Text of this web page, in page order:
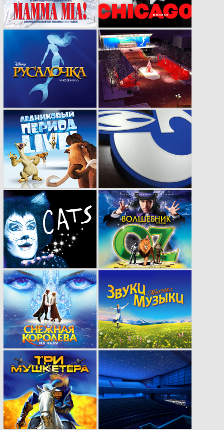
Воплощение
атмосферы сказки в
рекламе.
Новый взгляд на
привычные вещи.
Сенсационная
реклама для
сенсационных
проектов.
Оформление
мероприятий любой
сложности и
направленности.
Умение работать с
известными
брендами.
Реклама, способная
заворожить своим
исполнением.
Мы умеем найти
нужный подход к
рекламе.
Грамотно выбранное
стилистическое
исполнение
рекламы.
Проведение
оригинальных
рекламных
кампаний от начала
до конца.
Деликатное
преображение,
которое принесло
популярность.